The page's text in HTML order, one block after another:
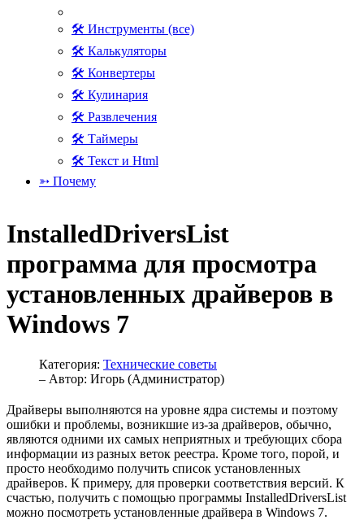
🛠 Инструменты (все)
🛠 Калькуляторы
🛠 Конвертеры
🛠 Кулинария
🛠 Развлечения
🛠 Таймеры
🛠 Текст и Html
➳ Почему
InstalledDriversList
программа для просмотра
установленных драйверов в
Windows 7
Категория: Технические советы
– Автор: Игорь (Администратор)
Драйверы выполняются на уровне ядра системы и поэтому
ошибки и проблемы, возникшие из-за драйверов, обычно,
являются одними их самых неприятных и требующих сбора
информации из разных веток реестра. Кроме того, порой, и
просто необходимо получить список установленных
драйверов. К примеру, для проверки соответствия версий. К
счастью, получить с помощью программы InstalledDriversList
можно посмотреть установленные драйвера в Windows 7.